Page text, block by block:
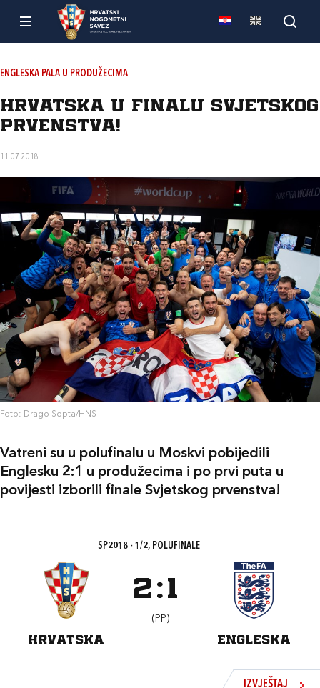
ENGLESKA PALA U PRODUŽECIMA
Hrvatska u finalu Svjetskog
prvenstva!
11.07.2018.
Foto: Drago Sopta/HNS
Vatreni su u polufinalu u Moskvi pobijedili
Englesku 2:1 u produžecima i po prvi puta u
povijesti izborili finale Svjetskog prvenstva!
SP2018 - 1/2, POLUFINALE
HRVATSKA
2 :1
(PP)
ENGLESKA
IZVJEŠTAJ